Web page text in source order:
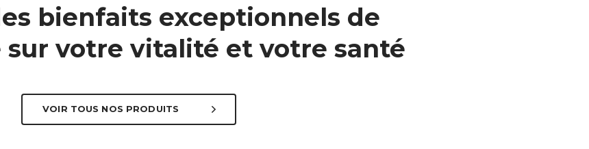
bienfaits exceptionnels de
sur votre vitalité et votre santé
VOIR TOUS NOS PRODUITS